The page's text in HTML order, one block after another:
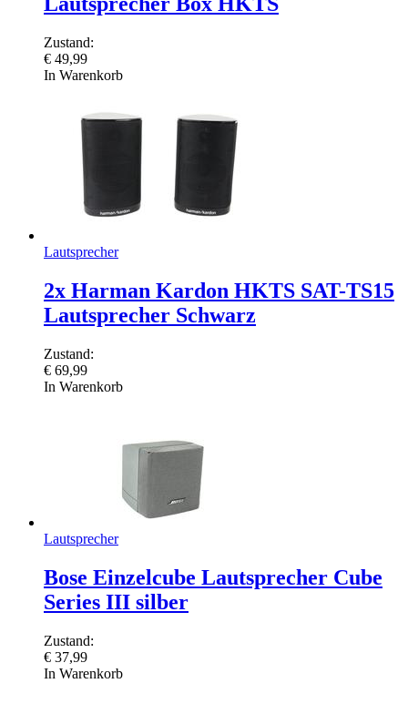
Zustand:
€ 49,99
In Warenkorb
Lautsprecher
2x Harman Kardon HKTS SAT-TS15
Lautsprecher Schwarz
Zustand:
€ 69,99
In Warenkorb
Lautsprecher
Bose Einzelcube Lautsprecher Cube
Series III silber
Zustand:
€ 37,99
In Warenkorb